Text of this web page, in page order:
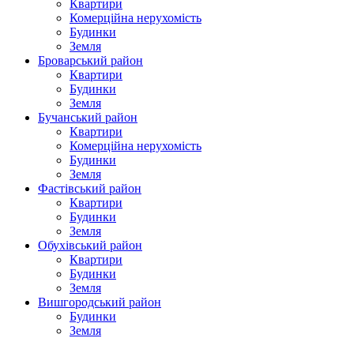
Квартири
Комерційна нерухомість
Будинки
Земля
Броварський район
Квартири
Будинки
Земля
Бучанський район
Квартири
Комерційна нерухомість
Будинки
Земля
Фастівський район
Квартири
Будинки
Земля
Обухівський район
Квартири
Будинки
Земля
Вишгородський район
Будинки
Земля